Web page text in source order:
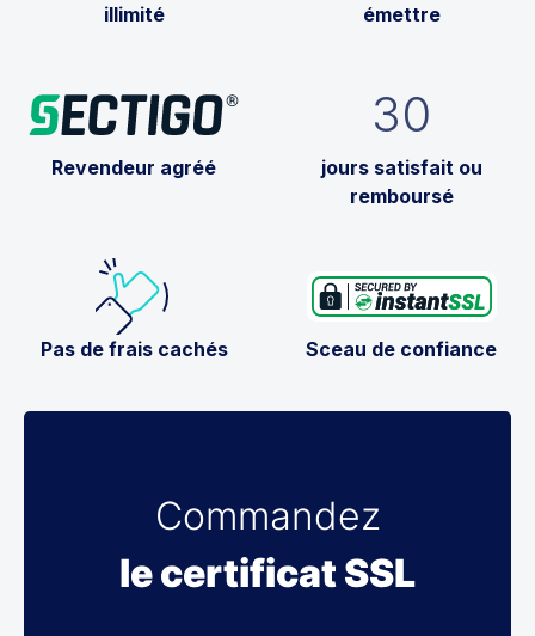
illimité
émettre
Revendeur agréé
30
jours satisfait ou
remboursé
Pas de frais cachés Sceau de confiance
Commandez
le certificat SSL